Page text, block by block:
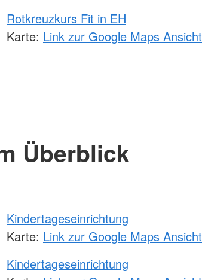
Rotkreuzkurs Fit in EH
Karte: Link zur Google Maps Ansicht
Überblick
Kindertageseinrichtung
Karte: Link zur Google Maps Ansicht
Kindertageseinrichtung